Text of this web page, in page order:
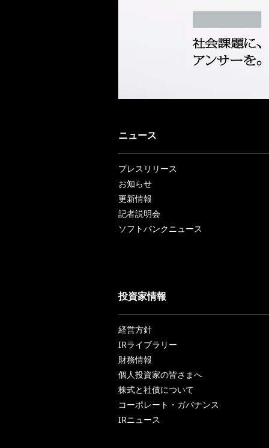
ニュース
プレスリリース
お知らせ
更新情報
記者説明会
ソフトバンクニュース
投資家情報
経営方針
IRライブラリー
財務情報
個人投資家の皆さまへ
株式と社債について
コーポレート・ガバナンス
IRニュース